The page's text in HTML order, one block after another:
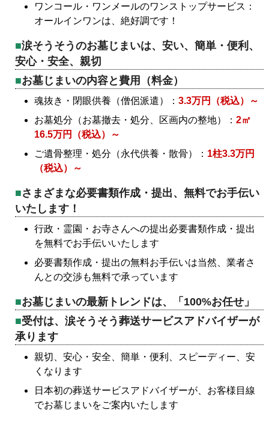
ワンコール・ワンメールのワンストップサービス：
オールインワンは、絶好調です！
涙そうそうのお墓じまいは、安い、簡単・便利、
安心・安全、親切
お墓じまいの内容と費用（料金）
魂抜き・閉眼供養（僧侶派遣）： 3.3万円（税込）～
お墓処分（お墓撤去・処分、区画内の整地）： 2㎡
16.5万円（税込）～
ご遺骨整理・処分（永代供養・散骨）： 1柱3.3万円
（税込）～
さまざまな必要書類作成・提出、無料でお手伝い
いたします！
行政・霊園・お寺さんへの提出必要書類作成・提出
を無料でお手伝いいたします
必要書類作成・提出の無料お手伝いは当然、業者さ
んとの交渉も無料で承っています
お墓じまいの最新トレンドは、「100%お任せ」
受付は、涙そうそう葬送サービスアドバイザーが
承ります
親切、安心・安全、簡単・便利、スピーディー、安
くなります
日本初の葬送サービスアドバイザーが、お客様目線
でお墓じまいをご案内いたします